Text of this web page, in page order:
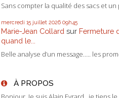
Sans compter la qualité des sacs et un
mercredi 15 juillet 2026 09h45
Marie-Jean Collard sur Fermeture
quand le...
Belle analyse d’un message….. les
À PROPOS